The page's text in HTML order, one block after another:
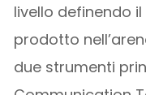
livello definendo
prodotto
due strumenti